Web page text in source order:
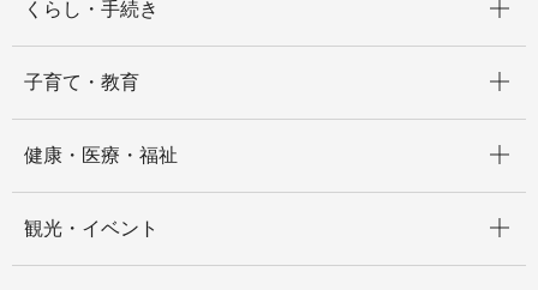
くらし・手続き
子育て・教育
健康・医療・福祉
観光・イベント